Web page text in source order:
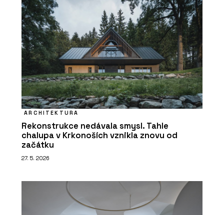
ARCHITEKTURA
Rekonstrukce nedávala smysl. Tahle
chalupa v Krkonoších vznikla znovu od
začátku
27. 5. 2026